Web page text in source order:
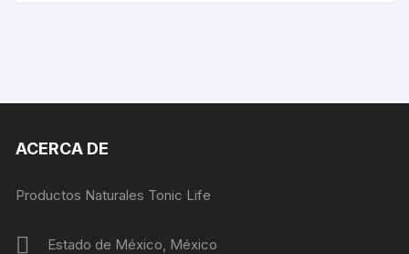
ACERCA DE
Productos Naturales Tonic Life
Estado de México, México